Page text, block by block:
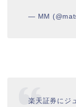
— MM
楽天証券にジ